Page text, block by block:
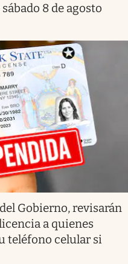
8 de agosto
Gobierno, revisarán
a quienes
teléfono celular si